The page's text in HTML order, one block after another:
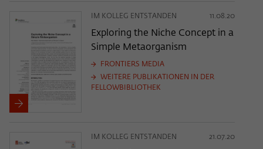
IM KOLLEG ENTSTANDEN 11.08.20
Exploring the Niche Concept in a
Simple Metaorganism
FRONTIERS MEDIA
WEITERE PUBLIKATIONEN IN DER
FELLOWBIBLIOTHEK
IM KOLLEG ENTSTANDEN 21.07.20